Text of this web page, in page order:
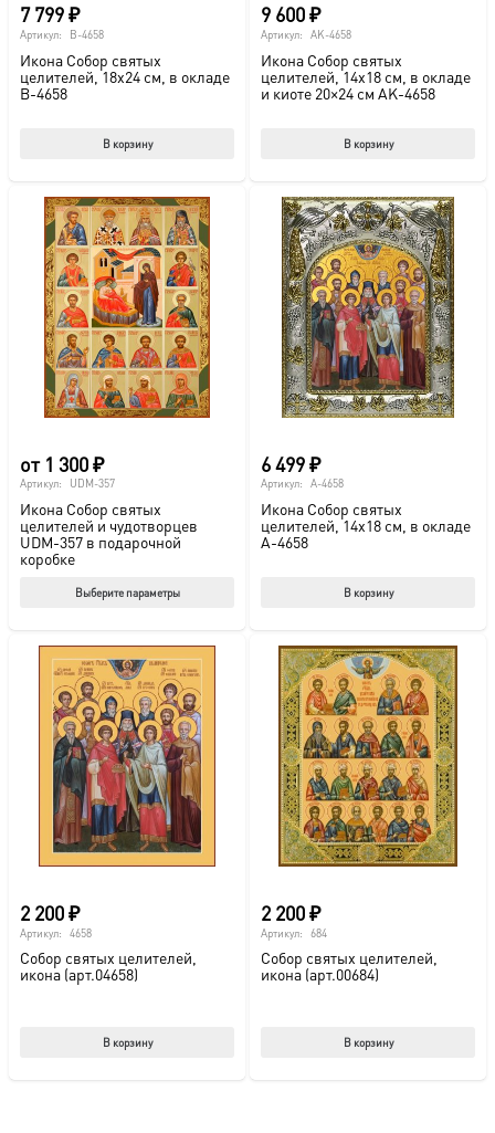
7 799₽
Артикул: B-4658
Икона Собор святых
целителей, 18х24 см, в окладе
B-4658
В корзину
9 600₽
Артикул: AK-4658
Икона Собор святых
целителей, 14х18 см, в окладе
и киоте 20×24 см AK-4658
В корзину
от 1 300₽
Артикул: UDM-357
Икона Собор святых
целителей и чудотворцев
UDM-357 в подарочной
коробке
Выберите параметры
несколько
вариаций.
6 499₽
Артикул: A-4658
Икона Собор святых
целителей, 14х18 см, в окладе
A-4658
В корзину
2 200₽
Артикул: 4658
Собор святых целителей,
икона (арт.04658)
В корзину
2 200₽
Артикул: 684
Собор святых целителей,
икона (арт.00684)
В корзину